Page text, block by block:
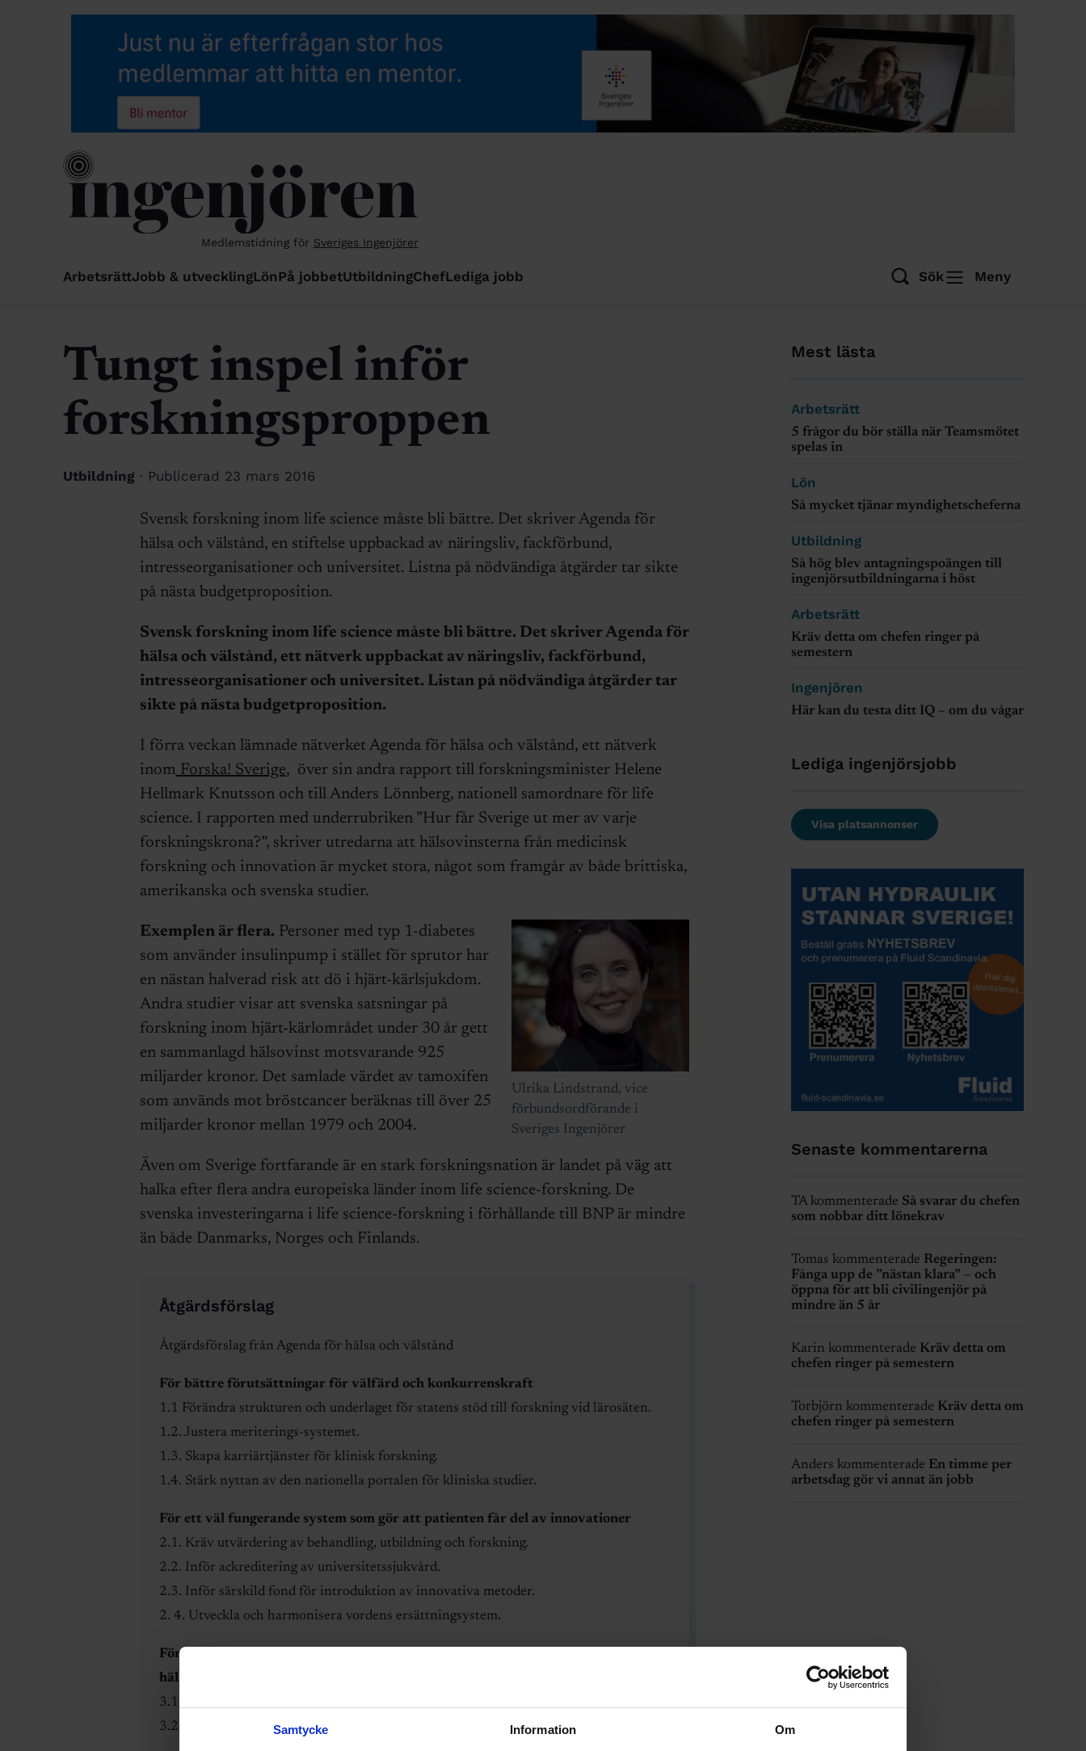
Samtycke Information Om
Medlemstidning för Sveriges Ingenjörer
ArbetsrättJobb & utvecklingLönPå jobbetUtbildningChefLediga jobb Sök Meny
Tungt inspel inför
forskningsproppen
Utbildning · Publicerad 23 mars 2016
Svensk forskning inom life science måste bli bättre. Det skriver Agenda för
hälsa och välstånd, en stiftelse uppbackad av näringsliv, fackförbund,
intresseorganisationer och universitet. Listna på nödvändiga åtgärder tar sikte
på nästa budgetproposition.
Svensk forskning inom life science måste bli bättre. Det skriver Agenda för
hälsa och välstånd, ett nätverk uppbackat av näringsliv, fackförbund,
intresseorganisationer och universitet. Listan på nödvändiga åtgärder tar
sikte på nästa budgetproposition.
I förra veckan lämnade nätverket Agenda för hälsa och välstånd, ett nätverk
inom Forska! Sverige, över sin andra rapport till forskningsminister Helene
Hellmark Knutsson och till Anders Lönnberg, nationell samordnare för life
science. I rapporten med underrubriken ”Hur får Sverige ut mer av varje
forskningskrona?”, skriver utredarna att hälsovinsterna från medicinsk
forskning och innovation är mycket stora, något som framgår av både brittiska,
amerikanska och svenska studier.
Ulrika Lindstrand, vice
förbundsordförande i
Sveriges Ingenjörer
Exemplen är flera. Personer med typ 1-diabetes
som använder insulinpump i stället för sprutor har
en nästan halverad risk att dö i hjärt-kärlsjukdom.
Andra studier visar att svenska satsningar på
forskning inom hjärt-kärlområdet under 30 år gett
en sammanlagd hälsovinst motsvarande 925
miljarder kronor. Det samlade värdet av tamoxifen
som används mot bröstcancer beräknas till över 25
miljarder kronor mellan 1979 och 2004.
Även om Sverige fortfarande är en stark forskningsnation är landet på väg att
halka efter flera andra europeiska länder inom life science-forskning. De
svenska investeringarna i life science-forskning i förhållande till BNP är mindre
än både Danmarks, Norges och Finlands.
Åtgärdsförslag
Åtgärdsförslag från Agenda för hälsa och välstånd
För bättre förutsättningar för välfärd och konkurrenskraft
1.1 Förändra strukturen och underlaget för statens stöd till forskning vid lärosäten.
1.2. Justera meriterings-systemet.
1.3. Skapa karriärtjänster för klinisk forskning.
1.4. Stärk nyttan av den nationella portalen för kliniska studier.
För ett väl fungerande system som gör att patienten får del av innovationer
2.1. Kräv utvärdering av behandling, utbildning och forskning.
2.2. Inför ackreditering av universitetssjukvård.
2.3. Inför särskild fond för introduktion av innovativa metoder.
2. 4. Utveckla och harmonisera vordens ersättningsystem.
För att underlätta insamling, användning och delning av data för att förbättra
hälsa
3.1. Tillsätt en arbetsgrupp för ”Nationell samordning för forskning och utveckling”
3.2. Utöka satsningen på nationella databanker, bio-banker och kvalitetsregister.
Mest lästa
Arbetsrätt
5 frågor du bör ställa när Teamsmötet
spelas in
Lön
Så mycket tjänar myndighetscheferna
Utbildning
Så hög blev antagningspoängen till
ingenjörsutbildningarna i höst
Arbetsrätt
Kräv detta om chefen ringer på
semestern
Ingenjören
Här kan du testa ditt IQ – om du vågar
Lediga ingenjörsjobb
Visa platsannonser
Senaste kommentarerna
TA kommenterade Så svarar du chefen
som nobbar ditt lönekrav
Tomas kommenterade Regeringen:
Fånga upp de ”nästan klara” – och
öppna för att bli civilingenjör på
mindre än 5 år
Karin kommenterade Kräv detta om
chefen ringer på semestern
Torbjörn kommenterade Kräv detta om
chefen ringer på semestern
Anders kommenterade En timme per
arbetsdag gör vi annat än jobb